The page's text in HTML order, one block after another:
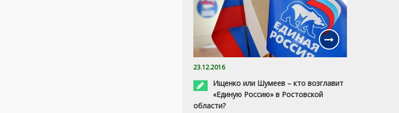
23.12.2016
Ищенко или Шумеев – кто возглавит
«Единую Россию» в Ростовской
области?